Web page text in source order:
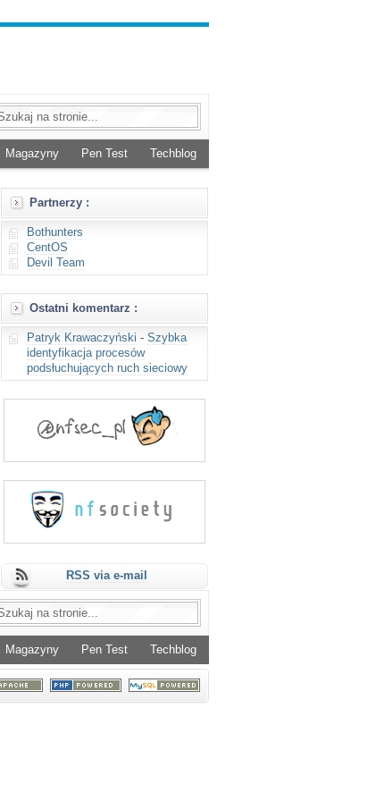
Magazyny Pen Test Techblog
Partnerzy :
Bothunters
CentOS
Devil Team
Ostatni komentarz :
Patryk Krawaczyński - Szybka
identyfikacja procesów
podsłuchujących ruch sieciowy
RSS via e-mail
Magazyny Pen Test Techblog